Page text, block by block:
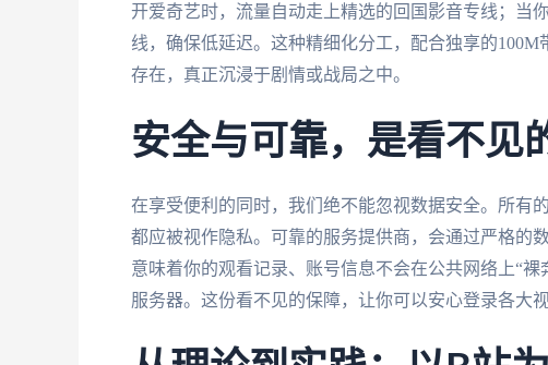
开爱奇艺时，流量自动走上精选的回国影音专线；当
线，确保低延迟。这种精细化分工，配合独享的
存在，真正沉浸于剧情或战局之中。
安全与可靠，是看不见
在享受便利的同时，我们绝不能忽视数据安全。所有
都应被视作隐私。可靠的服务提供商，会通过严格的
意味着你的观看记录、账号信息不会在公共网络上“
服务器。这份看不见的保障，让你可以安心登录各大